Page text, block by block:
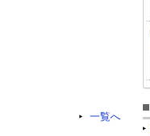
一覧へ